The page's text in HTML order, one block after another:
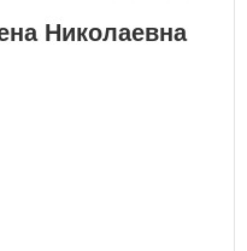
Николаевна